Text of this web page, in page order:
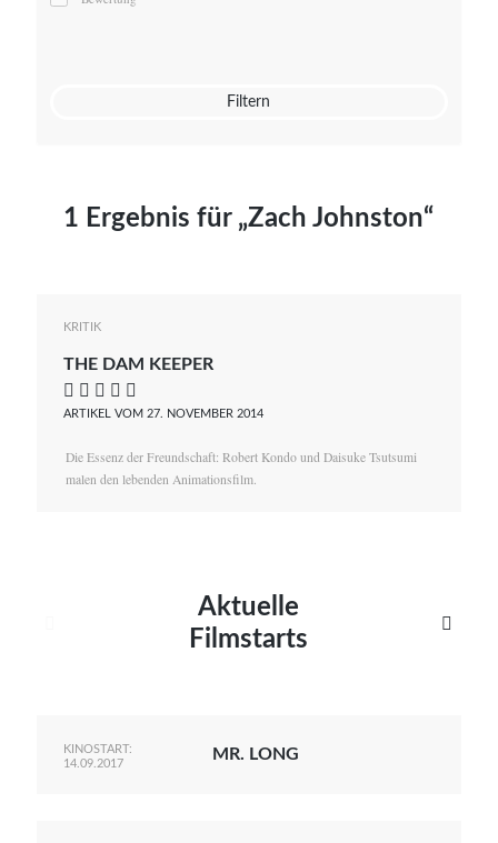
Mato von Vogelstein
Filtern
1 Ergebnis für „Zach Johnston“
KRITIK
THE DAM KEEPER
    
ARTIKEL VOM 27. NOVEMBER 2014
Die Essenz der Freundschaft: Robert Kondo und Daisuke Tsutsumi
malen den lebenden Animationsfilm.
Aktuelle
Filmstarts

KINOSTART:
14.09.2017
MR. LONG